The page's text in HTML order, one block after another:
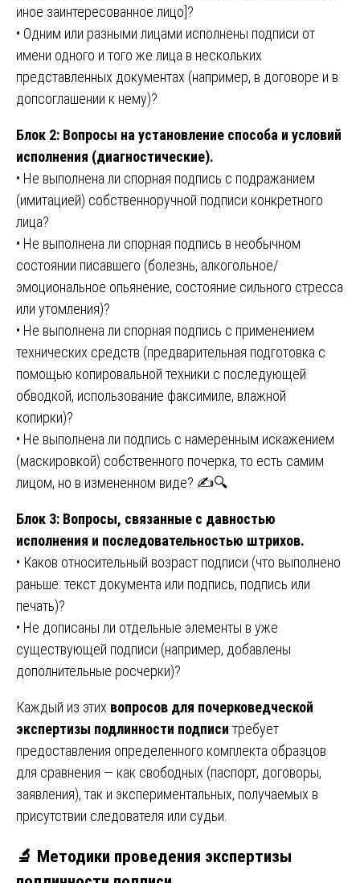
иное заинтересованное лицо]?
• Одним или разными лицами исполнены подписи от
имени одного и того же лица в нескольких
представленных документах (например, в договоре и в
допсоглашении к нему)?
Блок 2: Вопросы на установление способа и условий
исполнения (диагностические).
• Не выполнена ли спорная подпись с подражанием
(имитацией) собственноручной подписи конкретного
лица?
• Не выполнена ли спорная подпись в необычном
состоянии писавшего (болезнь, алкогольное/
эмоциональное опьянение, состояние сильного стресса
или утомления)?
• Не выполнена ли спорная подпись с применением
технических средств (предварительная подготовка с
помощью копировальной техники с последующей
обводкой, использование факсимиле, влажной
копирки)?
• Не выполнена ли подпись с намеренным искажением
(маскировкой) собственного почерка, то есть самим
лицом, но в измененном виде? ✍️🔍
Блок 3: Вопросы, связанные с давностью
исполнения и последовательностью штрихов.
• Каков относительный возраст подписи (что выполнено
раньше: текст документа или подпись, подпись или
печать)?
• Не дописаны ли отдельные элементы в уже
существующей подписи (например, добавлены
дополнительные росчерки)?
Каждый из этих вопросов для почерковедческой
экспертизы подлинности подписи требует
предоставления определенного комплекта образцов
для сравнения — как свободных (паспорт, договоры,
заявления), так и экспериментальных, получаемых в
присутствии следователя или судьи.
🔬 Методики проведения экспертизы